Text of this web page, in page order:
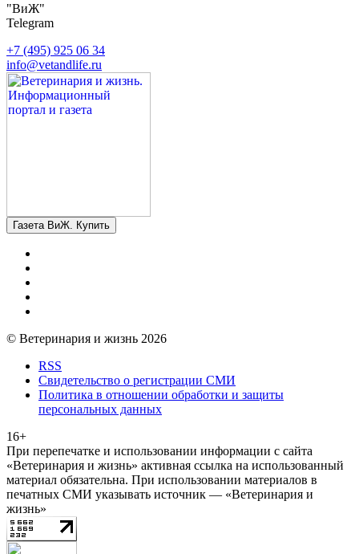
"ВиЖ"
Telegram
+7 (495) 925 06 34
info@vetandlife.ru
Газета ВиЖ. Купить
© Ветеринария и жизнь 2026
RSS
Свидетельство о регистрации СМИ
Политика в отношении обработки и защиты
персональных данных
16+
При перепечатке и использовании информации с сайта
«Ветеринария и жизнь» активная ссылка на использованный
материал обязательна. При использовании материалов в
печатных СМИ указывать источник — «Ветеринария и
жизнь»